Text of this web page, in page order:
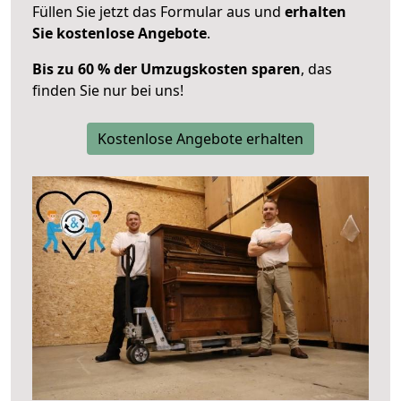
Füllen Sie jetzt das Formular aus und erhalten
Sie kostenlose Angebote.
Bis zu 60 % der Umzugskosten sparen, das
finden Sie nur bei uns!
Kostenlose Angebote erhalten